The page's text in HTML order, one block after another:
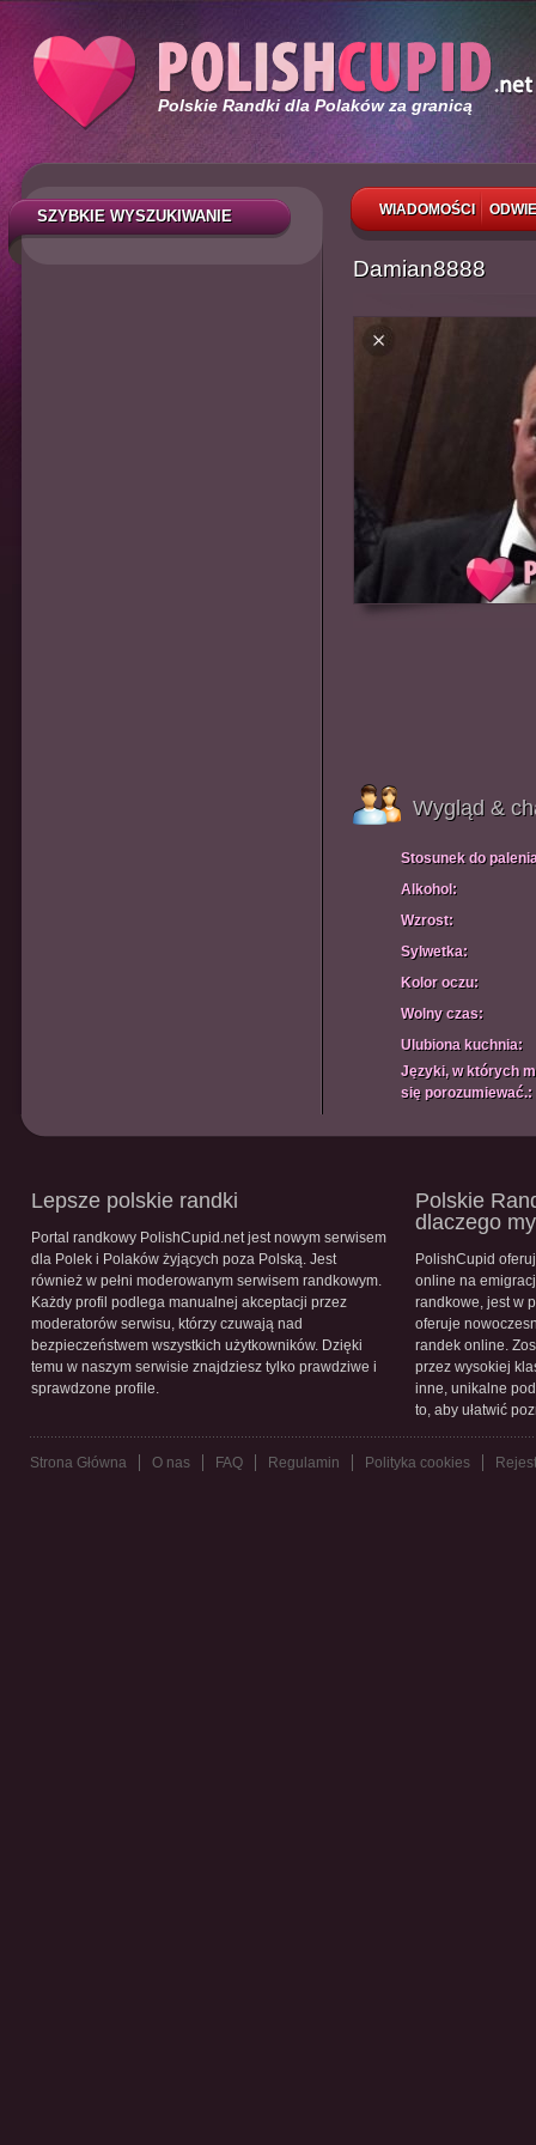
Polskie Randki dla Polaków za granicą
WIADOMOŚCI
SZYBKIE WYSZUKIWANIE
Damian8888
Wygląd &
Stosunek do
Alkohol:
Wzrost:
Sylwetka:
Kolor oczu:
Wolny czas:
Ulubiona kuchnia:
Języki, w których
się porozumiewać.:
Lepsze polskie randki
Portal randkowy PolishCupid.net jest nowym serwisem
dla Polek i Polaków żyjących poza Polską. Jest
również w pełni moderowanym serwisem randkowym.
Każdy profil podlega manualnej akceptacji przez
moderatorów serwisu, którzy czuwają nad
bezpieczeństwem wszystkich użytkowników. Dzięki
temu w naszym serwisie znajdziesz tylko prawdziwe i
sprawdzone profile.
Polskie
dlaczego
PolishCupid
online na
randkowe, jest w
oferuje
randek online.
przez wysokiej
inne, unikalne
to, aby ułatwić
Strona Główna O nas FAQ Regulamin Polityka cookies